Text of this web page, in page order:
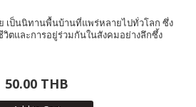
เป็นนิทานพื้นบ้านที่แพร่หลายไปทั่วโลก ซึ่ง
ตและการอยู่ร่วมกันในสังคมอย่างลึกซึ้ง
50.00 THB